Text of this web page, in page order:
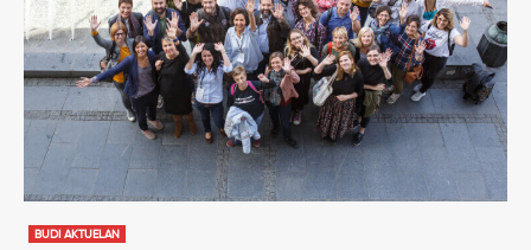
BUDI AKTUELAN